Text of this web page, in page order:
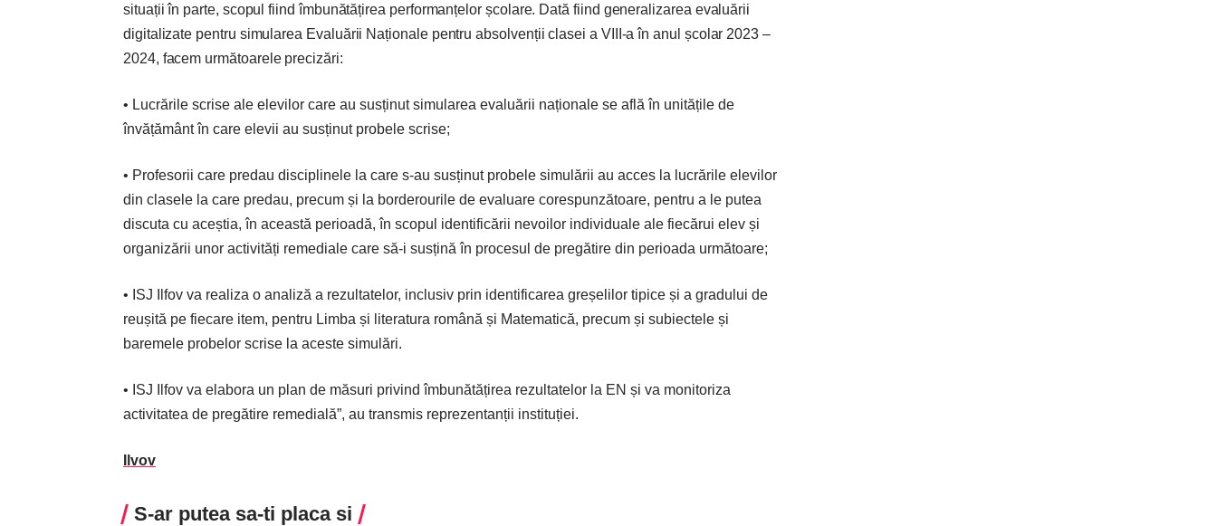
situații în parte, scopul fiind îmbunătățirea performanțelor școlare. Dată fiind generalizarea evaluării
digitalizate pentru simularea ­Evaluării Na­ționale pentru ab­solvenții clasei a ­VIII-a în anul școlar 2023 –
2024, facem următoarele precizări:
• Lucrările scrise ale elevilor care au sus­ținut simularea evaluării naționale se află în uni­tățile de
învățământ în care elevii au susținut probele scrise;
• Profesorii care predau disciplinele la care ­s-au susținut probele simulării au acces la lucrările elevilor
din clasele la care predau, precum și la borderourile de evaluare corespunzătoare, pentru a le putea
discuta cu aceștia, în această perioadă, în scopul identificării nevoilor individuale ale fiecărui elev și
organizării unor activități remediale care să-i susțină în procesul de pregătire din perioada următoare;
• ISJ Ilfov va realiza o analiză a rezultatelor, inclusiv prin identificarea greșelilor tipice și a gradului de
reușită pe fiecare item, pentru Limba și literatura română și Matematică, precum și subiectele și
baremele probelor scrise la aceste simulări.
• ISJ Ilfov va elabora un plan de măsuri privind îmbunătățirea rezultatelor la EN și va monitoriza
activitatea de pregătire remedială”, au transmis reprezentanții instituției.
Ilvov
S-ar putea sa-ti placa si